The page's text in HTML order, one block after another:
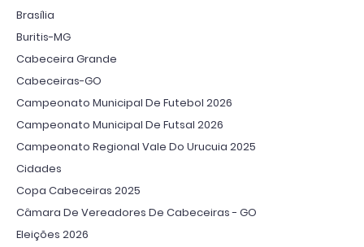
Brasília
Buritis-MG
Cabeceira Grande
Cabeceiras-GO
Campeonato Municipal De Futebol 2026
Campeonato Municipal De Futsal 2026
Campeonato Regional Vale Do Urucuia 2025
Cidades
Copa Cabeceiras 2025
Câmara De Vereadores De Cabeceiras - GO
Eleições 2026